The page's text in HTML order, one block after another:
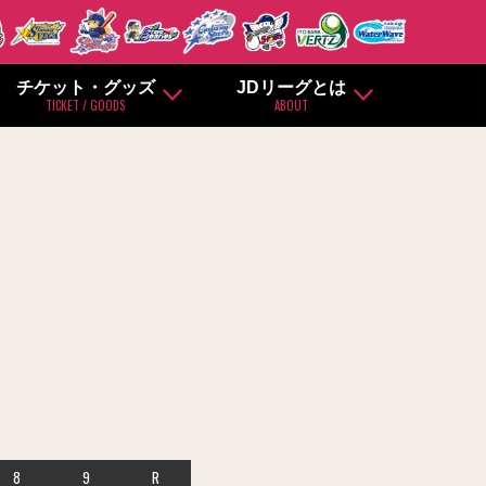
チケット・グッズ
TICKET / GOODS
JDリーグとは
ABOUT
8 9 R